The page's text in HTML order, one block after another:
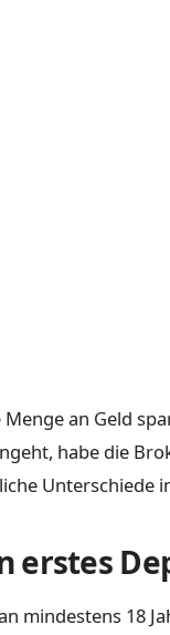
an Geld
habe die
Unterschiede
erstes
mindestens 18